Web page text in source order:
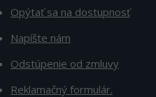
Opýtať sa na dostupnosť
Napíšte nám
Odstúpenie od zmluvy
Reklamačný formulár.